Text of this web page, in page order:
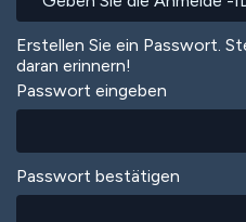
Erstellen Sie ein Passwort.
daran erinnern!
Passwort eingeben
Passwort bestätigen